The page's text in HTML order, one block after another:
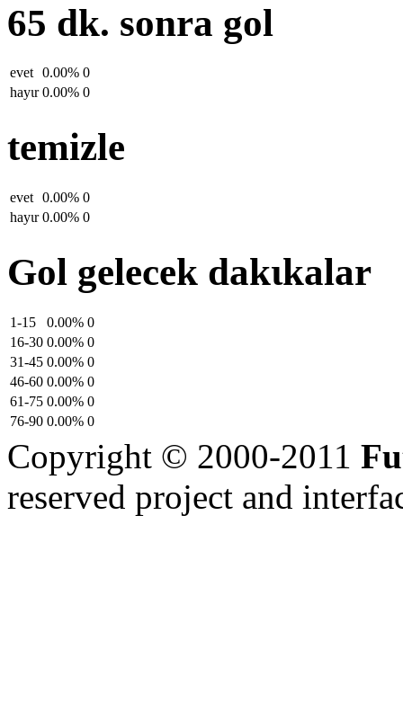
65 dk. sonra gol
evet 0.00% 0
hayιr 0.00% 0
temizle
evet 0.00% 0
hayιr 0.00% 0
Gol gelecek dakιkalar
1-15 0.00% 0
16-30 0.00% 0
31-45 0.00% 0
46-60 0.00% 0
61-75 0.00% 0
76-90 0.00% 0
Copyright © 2000-2011
reserved project and